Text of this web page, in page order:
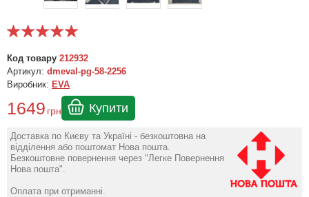
Код товару 212932
Артикул: dmeval-pg-58-2256
Виробник: EVA
1649 грн Купити
Доставка по Києву та Україні - безкоштовна на
відділення або поштомат Нова пошта.
Безкоштовне повернення через "Легке Повернення
Нова пошта".
Оплата при отриманні.